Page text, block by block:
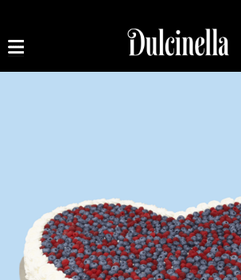
На Заказ
Торт на заказ
Магазин ONLINE